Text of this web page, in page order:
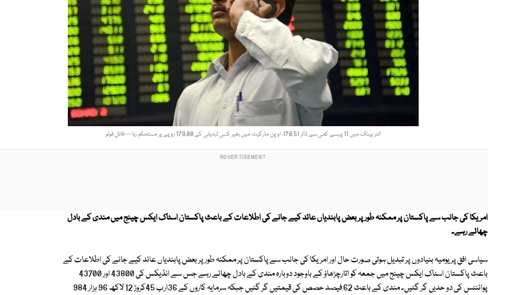
انٹر بینک میں 11 پیسے کمی سے ڈالر 178.51، اوپن مارکیٹ میں بغیر کسی تبدیلی کے 179.80 روپے پر مستحکم رہا —فائل فوٹو
امریکا کی جانب سے پاکستان پر ممکنہ طور پر بعض پابندیاں عائد کیے جانے کی اطلاعات کے باعث پاکستان اسٹاک ایکس چینج میں مندی کے بادل
چھائے رہے۔
سیاسی افق پر یومیہ بنیادوں پر تبدیل ہوتی صورت حال اور امریکا کی جانب سے پاکستان پر ممکنہ طور پر بعض پابندیاں عائد کیے جانے کی اطلاعات کے
باعث پاکستان اسٹاک ایکس چینج میں جمعہ کو اتارچڑھاؤ کے باوجود دوبارہ مندی کے بادل چھائے رہے جس سے انڈیکس کی 43800 اور 43700
پوائنٹس کی دو حدیں گر گئیں۔ مندی کے باعث 62 فیصد حصص کی قیمتیں گر گئیں جبکہ سرمایہ کاروں کے 36ارب 45کروڑ 12 لاکھ 96 ہزار 984